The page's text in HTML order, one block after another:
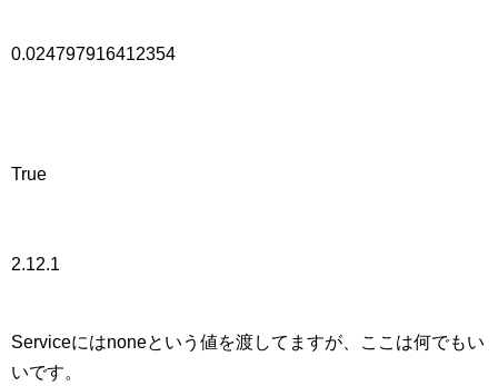
0.024797916412354
True
2.12.1
Serviceにはnoneという値を渡してますが、ここは何でもい
いです。